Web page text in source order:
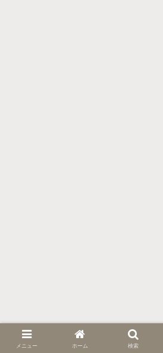
メニュー ホーム 検索